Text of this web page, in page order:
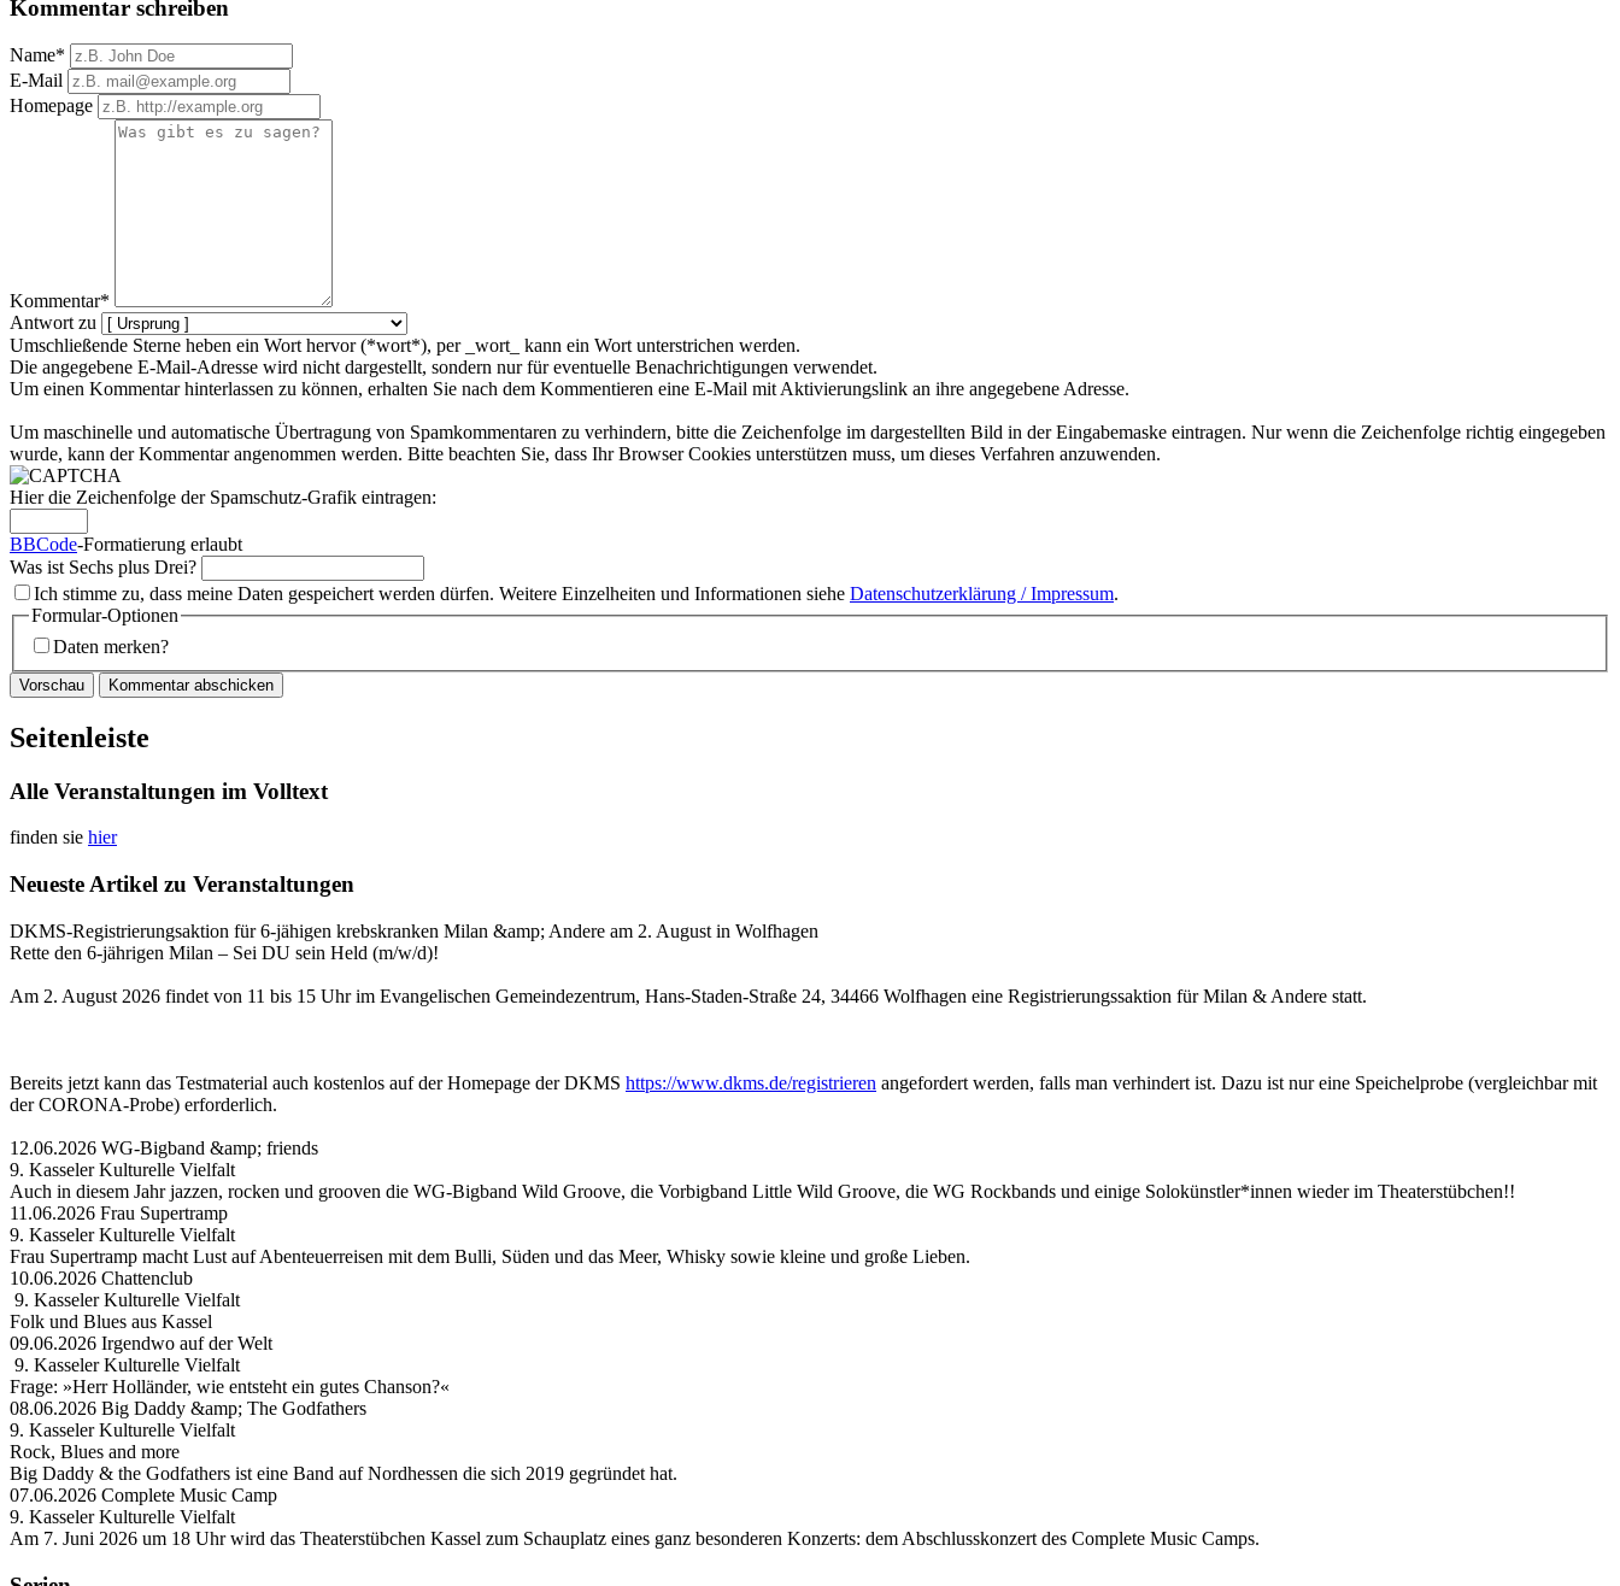
Kommentar schreiben
Name*
E-Mail
Homepage
Kommentar*
Antwort zu
Umschließende Sterne heben ein Wort hervor (*wort*), per _wort_ kann ein Wort unterstrichen werden.
Die angegebene E-Mail-Adresse wird nicht dargestellt, sondern nur für eventuelle Benachrichtigungen verwendet.
Um einen Kommentar hinterlassen zu können, erhalten Sie nach dem Kommentieren eine E-Mail mit Aktivierungslink an ihre angegebene Adresse.
Um maschinelle und automatische Übertragung von Spamkommentaren zu verhindern, bitte die Zeichenfolge im dargestellten Bild in der Eingabemaske eintragen. Nur wenn die Zeichenfolge richtig eingegeben
wurde, kann der Kommentar angenommen werden. Bitte beachten Sie, dass Ihr Browser Cookies unterstützen muss, um dieses Verfahren anzuwenden.
Hier die Zeichenfolge der Spamschutz-Grafik eintragen:
BBCode-Formatierung erlaubt
Was ist Sechs plus Drei?
Ich stimme zu, dass meine Daten gespeichert werden dürfen. Weitere Einzelheiten und Informationen siehe Datenschutzerklärung / Impressum.
Formular-Optionen
Daten merken?
Seitenleiste
Alle Veranstaltungen im Volltext
finden sie hier
Neueste Artikel zu Veranstaltungen
DKMS-Registrierungsaktion für 6-jähigen krebskranken Milan &amp; Andere am 2. August in Wolfhagen
Rette den 6-jährigen Milan – Sei DU sein Held (m/w/d)!
Am 2. August 2026 findet von 11 bis 15 Uhr im Evangelischen Gemeindezentrum, Hans-Staden-Straße 24, 34466 Wolfhagen eine Registrierungssaktion für Milan & Andere statt.
Bereits jetzt kann das Testmaterial auch kostenlos auf der Homepage der DKMS https://www.dkms.de/registrieren angefordert werden, falls man verhindert ist. Dazu ist nur eine Speichelprobe (vergleichbar mit
der CORONA-Probe) erforderlich.
12.06.2026 WG-Bigband &amp; friends
9. Kasseler Kulturelle Vielfalt
Auch in diesem Jahr jazzen, rocken und grooven die WG-Bigband Wild Groove, die Vorbigband Little Wild Groove, die WG Rockbands und einige Solokünstler*innen wieder im Theaterstübchen!!
11.06.2026 Frau Supertramp
9. Kasseler Kulturelle Vielfalt
Frau Supertramp macht Lust auf Abenteuerreisen mit dem Bulli, Süden und das Meer, Whisky sowie kleine und große Lieben.
10.06.2026 Chattenclub
9. Kasseler Kulturelle Vielfalt
Folk und Blues aus Kassel
09.06.2026 Irgendwo auf der Welt
9. Kasseler Kulturelle Vielfalt
Frage: »Herr Holländer, wie entsteht ein gutes Chanson?«
08.06.2026 Big Daddy &amp; The Godfathers
9. Kasseler Kulturelle Vielfalt
Rock, Blues and more
Big Daddy & the Godfathers ist eine Band auf Nordhessen die sich 2019 gegründet hat.
07.06.2026 Complete Music Camp
9. Kasseler Kulturelle Vielfalt
Am 7. Juni 2026 um 18 Uhr wird das Theaterstübchen Kassel zum Schauplatz eines ganz besonderen Konzerts: dem Abschlusskonzert des Complete Music Camps.